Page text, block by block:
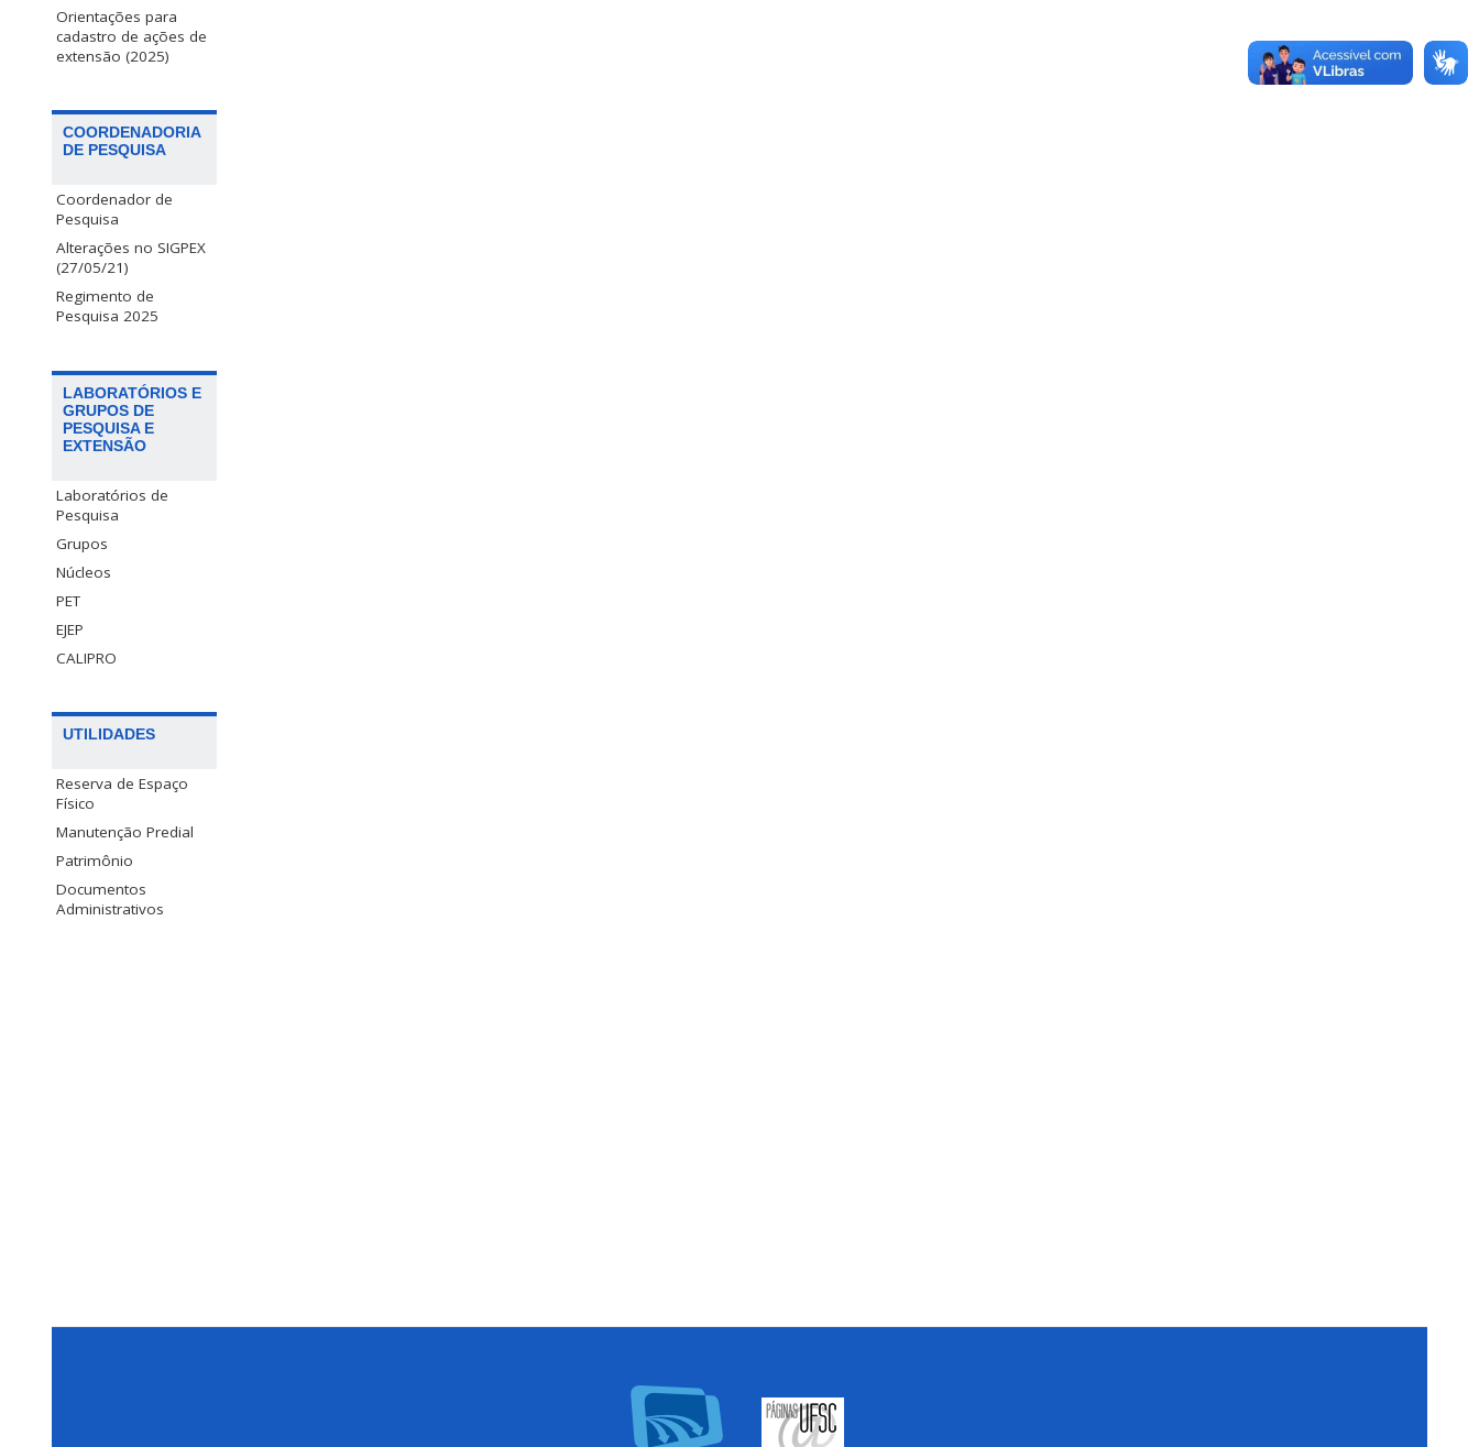
Orientações para
cadastro de ações de
extensão (2025)
COORDENADORIA
DE PESQUISA
Coordenador de
Pesquisa
Alterações no SIGPEX
(27/05/21)
Regimento de
Pesquisa 2025
LABORATÓRIOS E
GRUPOS DE
PESQUISA E
EXTENSÃO
Laboratórios de
Pesquisa
Grupos
Núcleos
PET
EJEP
CALIPRO
UTILIDADES
Reserva de Espaço
Físico
Manutenção Predial
Patrimônio
Documentos
Administrativos